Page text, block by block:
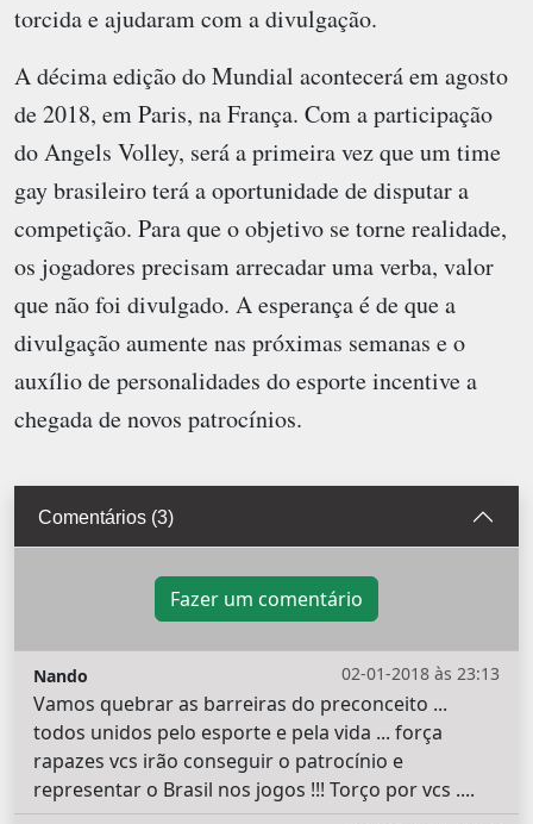
torcida e ajudaram com a divulgação.
A décima edição do Mundial acontecerá em agosto
de 2018, em Paris, na França. Com a participação
do Angels Volley, será a primeira vez que um time
gay brasileiro terá a oportunidade de disputar a
competição. Para que o objetivo se torne realidade,
os jogadores precisam arrecadar uma verba, valor
que não foi divulgado. A esperança é de que a
divulgação aumente nas próximas semanas e o
auxílio de personalidades do esporte incentive a
chegada de novos patrocínios.
Comentários (3)
Fazer um comentário
02-01-2018 às 23:13
Nando
Vamos quebrar as barreiras do preconceito ...
todos unidos pelo esporte e pela vida ... força
rapazes vcs irão conseguir o patrocínio e
representar o Brasil nos jogos !!! Torço por vcs ....